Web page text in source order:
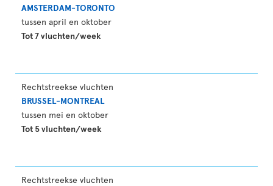
AMSTERDAM-TORONTO
tussen april en oktober
Tot 7 vluchten/week
Rechtstreekse vluchten
BRUSSEL-MONTREAL
tussen mei en oktober
Tot 5 vluchten/week
Rechtstreekse vluchten